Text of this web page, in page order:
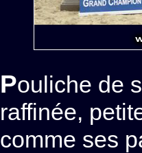
Pouliche de show de très grande qualité, ultra
raffinée,
comme ses